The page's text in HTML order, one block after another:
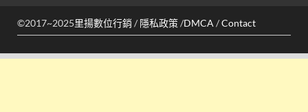
©2017~2025里揚數位行銷 / 隱私政策/DMCA /Contact